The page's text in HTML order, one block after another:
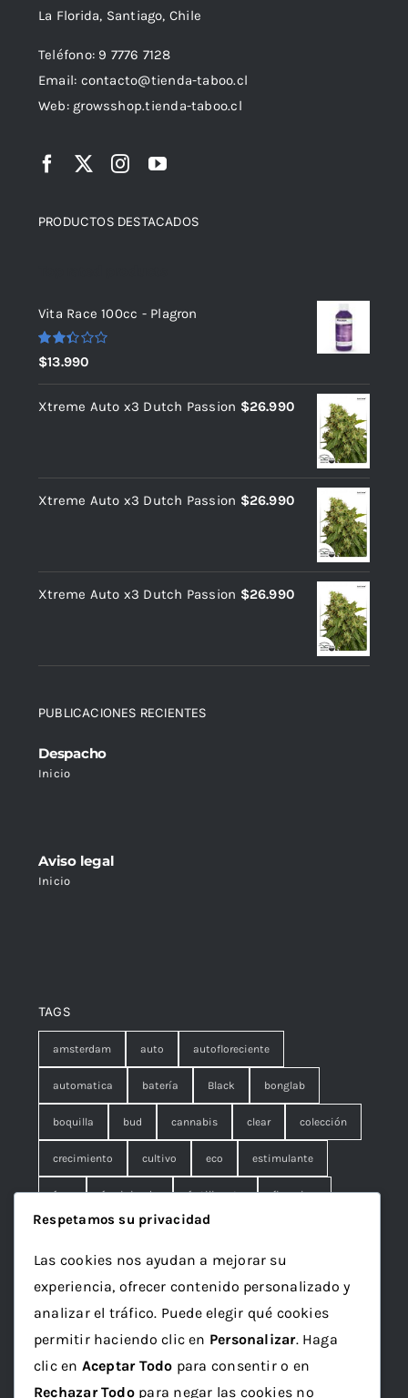
La Florida, Santiago, Chile
Teléfono: 9 7776 7128
Email: contacto@tienda-taboo.cl
Web: growsshop.tienda-taboo.cl
PRODUCTOS DESTACADOS
Vita Race 100cc - Plagron
Valorado
con
2.36
de 5
$13.990
Xtreme Auto x3 Dutch Passion $26.990
Xtreme Auto x3 Dutch Passion $26.990
Xtreme Auto x3 Dutch Passion $26.990
PUBLICACIONES RECIENTES
Despacho
Inicio
Aviso legal
Inicio
TAGS
amsterdam auto autofloreciente
automatica batería Black bonglab
boquilla bud cannabis clear colección
crecimiento cultivo eco estimulante
fem feminizada fertilizante floracion
fruna galleta
Grotek grow maceta marihuana
papelillo
rolling rosin sativa seed semilla
Respetamos su privacidad
Las cookies nos ayudan a mejorar su
experiencia, ofrecer contenido personalizado y
analizar el tráfico. Puede elegir qué cookies
permitir haciendo clic en Personalizar. Haga
clic en Aceptar Todo para consentir o en
Rechazar Todopara negar las cookies no